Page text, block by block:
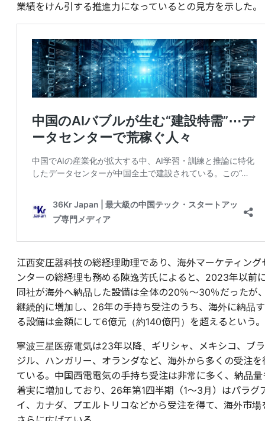
業績をけん引する推進力になっているとの見方を示した。
江西変圧器科技の総経理助理であり、海外マーケティング
ンターの総経理も務める陳逸芳氏によると、2023年以前
同社が海外へ納品した設備は全体の20％～30％だったが
継続的に増加し、26年の手持ち受注のうち、海外に納品す
る設備は金額にして6億元（約140億円）を超えるという。
寧波三星医療電気は23年以降、ギリシャ、メキシコ、ブラ
ジル、ハンガリー、オランダなど、海外から多くの受注を
ている。中国西電電気の手持ち受注は非常に多く、納品量
着実に増加しており、26年第1四半期（1～3月）はパラグ
イ、カナダ、プエルトリコなどから受注を得て、海外市場